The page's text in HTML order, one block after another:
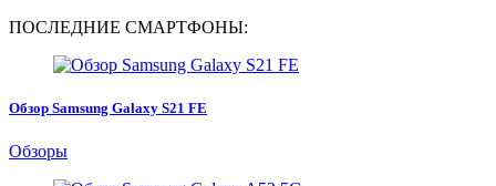
ПОСЛЕДНИЕ СМАРТФОНЫ:
Обзор Samsung Galaxy S21 FE
Обзоры